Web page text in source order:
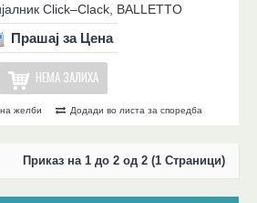
Click–Clack, BALLETTO
Прашај за Цена
НЕМА ЗАЛИХА
желби Додади во листа за споредба
Приказ на 1 до 2 од 2 (1 Страници)